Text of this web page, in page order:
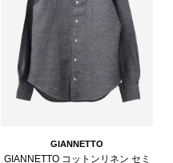
GIANNETTO
GIANNETTO コットンリネン セミ